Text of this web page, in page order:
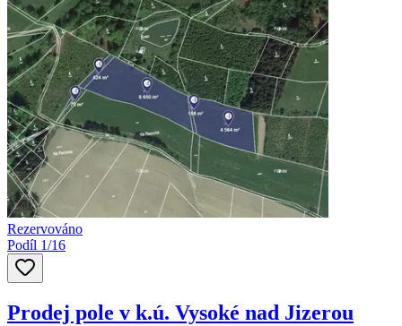
Rezervováno
Podíl 1/16
Prodej pole v k.ú. Vysoké nad Jizerou